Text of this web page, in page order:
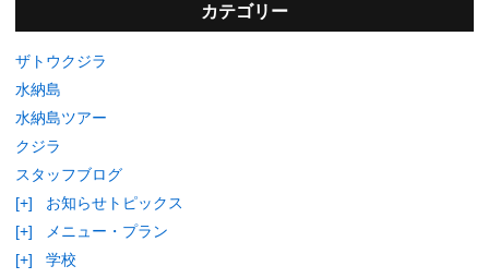
カテゴリー
ザトウクジラ
水納島
水納島ツアー
クジラ
スタッフブログ
[+]
お知らせトピックス
[+]
メニュー・プラン
[+]
学校